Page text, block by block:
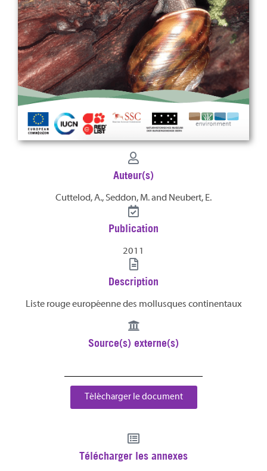
Auteur(s)
Cuttelod, A., Seddon, M. and Neubert, E.
Publication
2011
Description
Liste rouge européenne des mollusques continentaux
Source(s) externe(s)
Télécharger le document
Télécharger les annexes